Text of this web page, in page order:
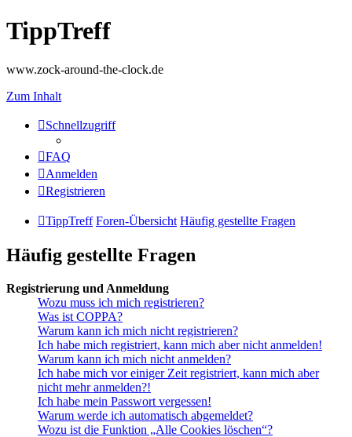
TippTreff
www.zock-around-the-clock.de
Zum Inhalt
Schnellzugriff
FAQ
Anmelden
Registrieren
TippTreff Foren-Übersicht Häufig gestellte Fragen
Häufig gestellte Fragen
Registrierung und Anmeldung
Wozu muss ich mich registrieren?
Was ist COPPA?
Warum kann ich mich nicht registrieren?
Ich habe mich registriert, kann mich aber nicht anmelden!
Warum kann ich mich nicht anmelden?
Ich habe mich vor einiger Zeit registriert, kann mich aber
nicht mehr anmelden?!
Ich habe mein Passwort vergessen!
Warum werde ich automatisch abgemeldet?
Wozu ist die Funktion „Alle Cookies löschen“?